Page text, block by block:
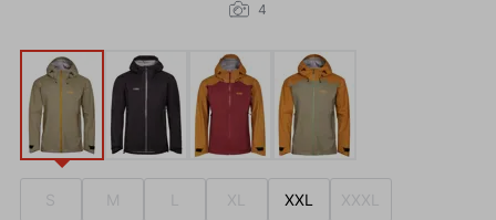
4
S M XL XXL XXXL